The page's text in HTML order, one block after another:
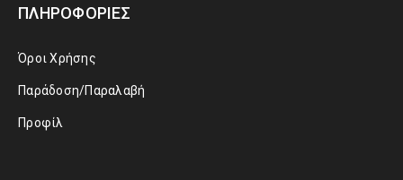
ΠΛΗΡΟΦΟΡΊΕΣ
Όροι Χρήσης
Παράδοση/Παραλαβή
Προφίλ